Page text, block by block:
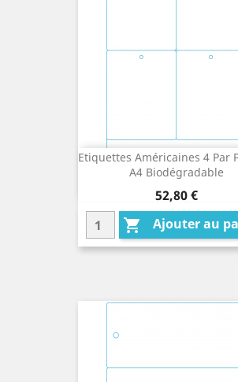
Etiquettes Américaines 4 Par
A4 Biodégradable
Prix
52,80 €
 Ajouter au